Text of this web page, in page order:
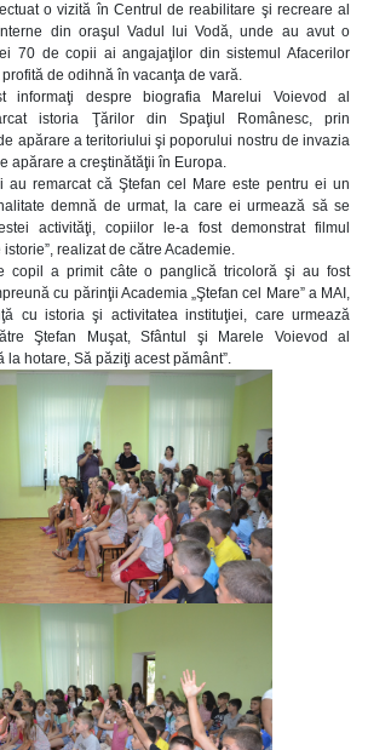
o vizită în Centrul de reabilitare şi recreare al
din oraşul Vadul lui Vodă, unde au avut o
70 de copii ai angajaţilor din sistemul Afacerilor
de odihnă în vacanţa de vară.
informaţi despre biografia Marelui Voievod al
istoria Ţărilor din Spaţiul Românesc, prin
apărare a teritoriului şi poporului nostru de invazia
apărare a creştinătăţii în Europa.
au remarcat că Ştefan cel Mare este pentru ei un
demnă de urmat, la care ei urmează să se
activităţi, copiilor le-a fost demonstrat filmul
realizat de către Academie.
copil a primit câte o panglică tricoloră şi au fost
cu părinţii Academia „Ştefan cel Mare” a MAI,
cu istoria şi activitatea instituţiei, care urmează
Ştefan Muşat, Sfântul şi Marele Voievod al
la hotare, Să păziţi acest pământ”.